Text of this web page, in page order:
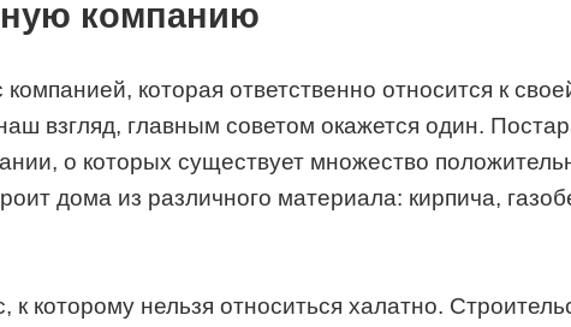
компанию
которая ответственно относится к
взгляд, главным советом окажется один.
о которых существует множество
дома из различного материала: кирпича,
которому нельзя относиться халатно.